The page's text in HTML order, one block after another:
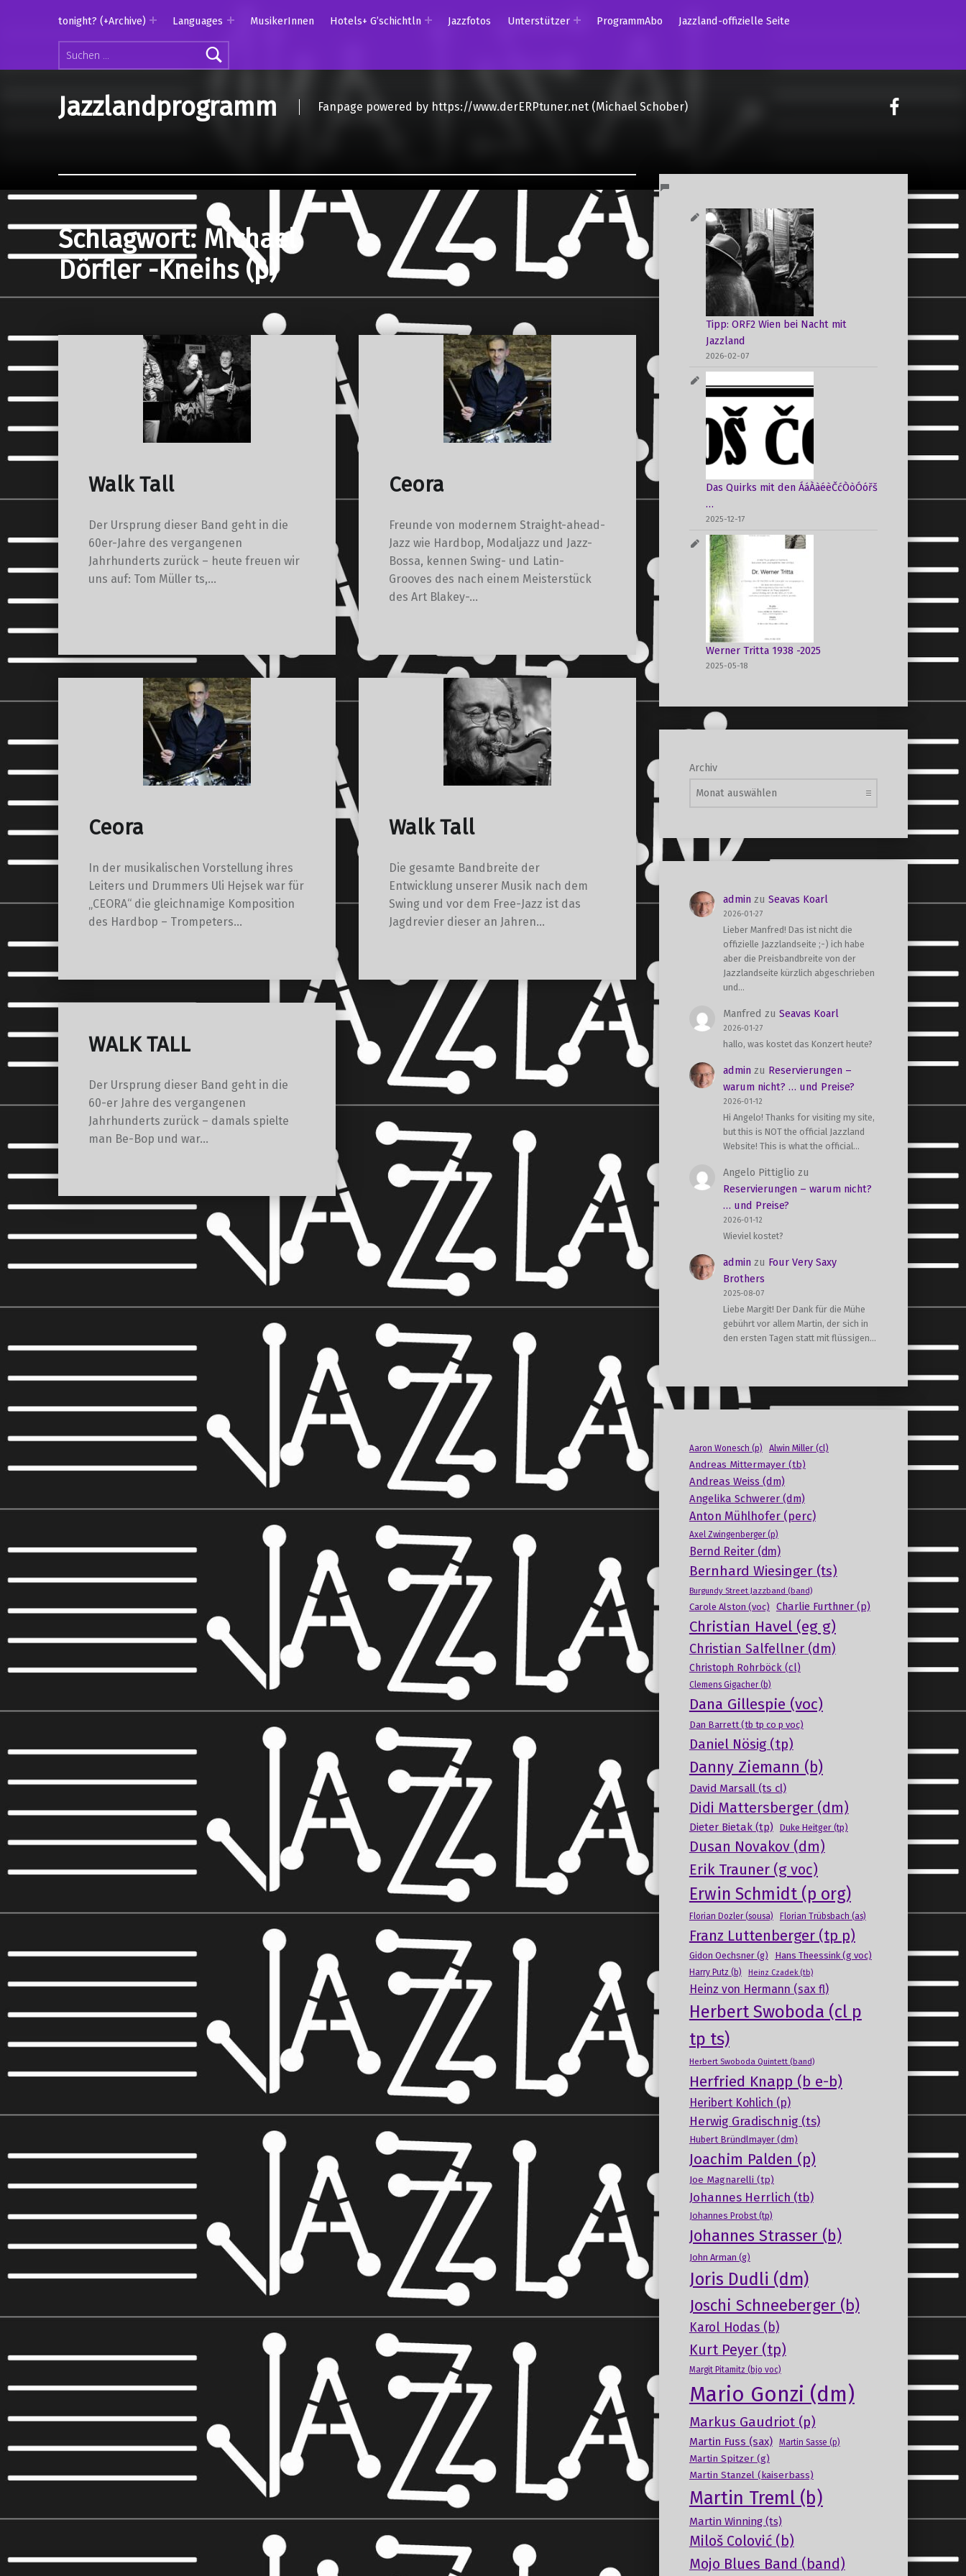
Suchen nach:
tonight? (+Archive) Languages MusikerInnen Hotels+ G’schichtln Jazzfotos Unterstützer ProgrammAbo Jazzland-offizielle Seite
Jazzlandprogramm Fanpage powered by https://www.derERPtuner.net (Michael Schober)
on
Schlagwort: Michael
Dörfler -Kneihs (p)
Walk Tall
Der Ursprung dieser Band geht in die
60er-Jahre des vergangenen
Jahrhunderts zurück – heute freuen wir
uns auf: Tom Müller ts,…
Ceora
Freunde von modernem Straight-ahead-
Jazz wie Hardbop, Modaljazz und Jazz-
Bossa, kennen Swing- und Latin-
Grooves des nach einem Meisterstück
des Art Blakey-…
Ceora
In der musikalischen Vorstellung ihres
Leiters und Drummers Uli Hejsek war für
„CEORA“ die gleichnamige Komposition
des Hardbop – Trompeters…
Walk Tall
Die gesamte Bandbreite der
Entwicklung unserer Musik nach dem
Swing und vor dem Free-Jazz ist das
Jagdrevier dieser an Jahren…
WALK TALL
Der Ursprung dieser Band geht in die
60-er Jahre des vergangenen
Jahrhunderts zurück – damals spielte
man Be-Bop und war…
Tipp: ORF2 Wien bei Nacht mit
Jazzland
2026-02-07
Das Quirks mit den ÁáÀàéèČćÒòÓóřš
…
2025-12-17
Werner Tritta 1938 -2025
2025-05-18
Archiv
adminzu Seavas Koarl
2026-01-27
Lieber Manfred! Das ist nicht die
offizielle Jazzlandseite ;-) ich habe
aber die Preisbandbreite von der
Jazzlandseite kürzlich abgeschrieben
und…
Manfred zu Seavas Koarl
2026-01-27
hallo, was kostet das Konzert heute?
adminzu Reservierungen –
warum nicht? … und Preise?
2026-01-12
Hi Angelo! Thanks for visiting my site,
but this is NOT the official Jazzland
Website! This is what the official…
Angelo Pittiglio zu
Reservierungen – warum nicht?
… und Preise?
2026-01-12
Wieviel kostet?
adminzu Four Very Saxy
Brothers
2025-08-07
Liebe Margit! Der Dank für die Mühe
gebührt vor allem Martin, der sich in
den ersten Tagen statt mit flüssigen…
Aaron Wonesch (p) Alwin Miller (cl)
Andreas Mittermayer (tb)
Andreas Weiss (dm)
Angelika Schwerer (dm)
Anton Mühlhofer (perc)
Axel Zwingenberger (p)
Bernd Reiter (dm)
Bernhard Wiesinger (ts)
Burgundy Street Jazzband (band)
Carole Alston (voc) Charlie Furthner (p)
Christian Havel (eg g)
Christian Salfellner (dm)
Christoph Rohrböck (cl)
Clemens Gigacher (b)
Dana Gillespie (voc)
Dan Barrett (tb tp co p voc)
Daniel Nösig (tp)
Danny Ziemann (b)
David Marsall (ts cl)
Didi Mattersberger (dm)
Dieter Bietak (tp) Duke Heitger (tp)
Dusan Novakov (dm)
Erik Trauner (g voc)
Erwin Schmidt (p org)
Florian Dozler (sousa) Florian Trübsbach (as)
Franz Luttenberger (tp p)
Gidon Oechsner (g) Hans Theessink (g voc)
Harry Putz (b) Heinz Czadek (tb)
Heinz von Hermann (sax fl)
Herbert Swoboda (cl p
tp ts)
Herbert Swoboda Quintett (band)
Herfried Knapp (b e-b)
Heribert Kohlich (p)
Herwig Gradischnig (ts)
Hubert Bründlmayer (dm)
Joachim Palden (p)
Joe Magnarelli (tp)
Johannes Herrlich (tb)
Johannes Probst (tp)
Johannes Strasser (b)
John Arman (g)
Joris Dudli (dm)
Joschi Schneeberger (b)
Karol Hodas (b)
Kurt Peyer (tp)
Margit Pitamitz (bjo voc)
Mario Gonzi (dm)
Markus Gaudriot (p)
Martin Fuss (sax) Martin Sasse (p)
Martin Spitzer (g)
Martin Stanzel (kaiserbass)
Martin Treml (b)
Martin Winning (ts)
Miloš Colović (b)
Mojo Blues Band (band)